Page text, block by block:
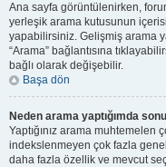
Ana sayfa görüntülenirken,
yerleşik arama kutusunun
yapabilirsiniz. Gelişmiş arama
“Arama” bağlantısına
bağlı olarak değişebilir.
Başa dön
Neden arama yaptığımda
Yaptığınız arama muhtemelen
indekslenmeyen çok fazla
daha fazla özellik ve mevcut